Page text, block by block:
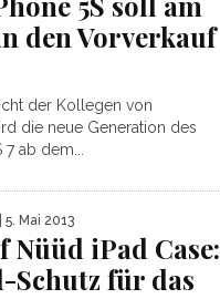
den Vorverkauf
der Kollegen von
die neue Generation des
ab dem...
| 5. Mai 2013
Nüüd iPad Case:
für das